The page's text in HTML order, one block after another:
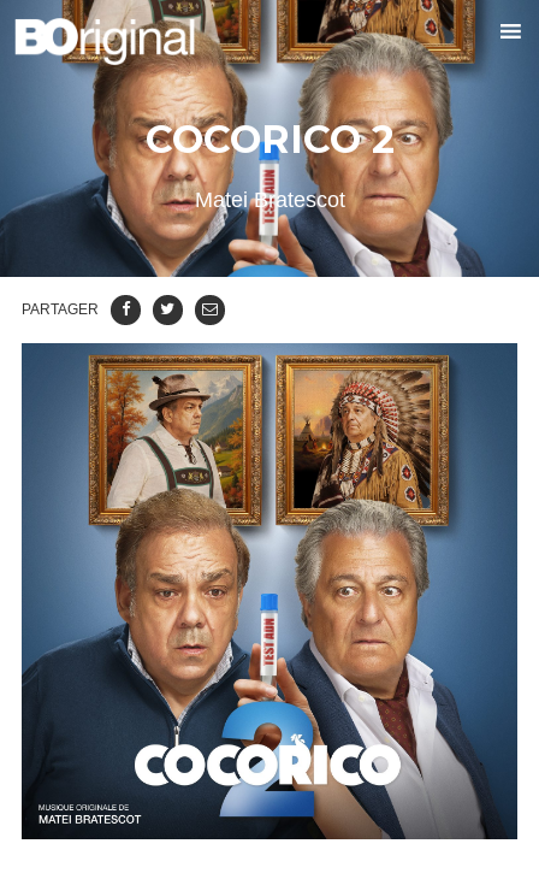
COCORICO 2
Matei Bratescot
PARTAGER